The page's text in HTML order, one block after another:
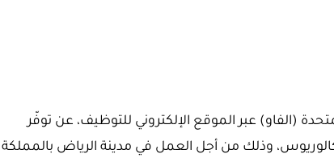
(الفاو) عبر الموقع الإلكتروني للتوظيف، عن توفّر
وذلك من أجل العمل في مدينة الرياض بالمملكة